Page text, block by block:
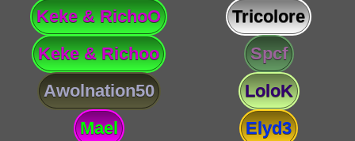
Keke & RichoO
Tricolore
Keke & Richoo
Spcf
Awolnation50
LoloK
Mael
Elyd3